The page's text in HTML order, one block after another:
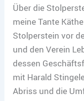
Über die
meine Tante
Stolperstein vor
und den Verein
dessen
mit Harald
Abriss und die